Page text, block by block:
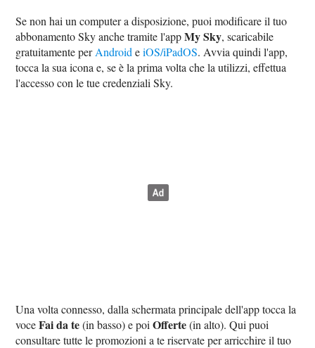
Se non hai un computer a disposizione, puoi modificare il tuo
abbonamento Sky anche tramite l'appMy Sky, scaricabile
gratuitamente perAndroideiOS/iPadOS. Avvia quindi l'app,
tocca la sua icona e, se è la prima volta che la utilizzi, effettua
l'accesso con le tue credenziali Sky.
Una volta connesso, dalla schermata principale dell'app tocca la
voceFai da te(in basso) e poiOfferte(in alto). Qui puoi
consultare tutte le promozioni a te riservate per arricchire il tuo